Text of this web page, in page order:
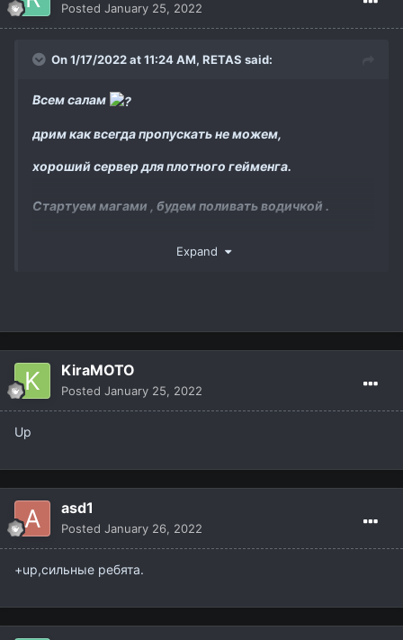
Posted January 25, 2022
On 1/17/2022 at 11:24 AM, RETAS said:
Всем салам
дрим как всегда пропускать не можем,
хороший сервер для плотного гейменга.
Стартуем магами , будем поливать водичкой .
На ак будем фул Овер пак ! Как на прошлым
ребят,
1 дд , 1 бп 2-3 рес .
связь @brothertyside Телеграмм
https://vk.com/insanegaming777
Expand
KiraMOTO
Posted January 25, 2022
Up
asd1
Posted January 26, 2022
+up,сильные ребята.